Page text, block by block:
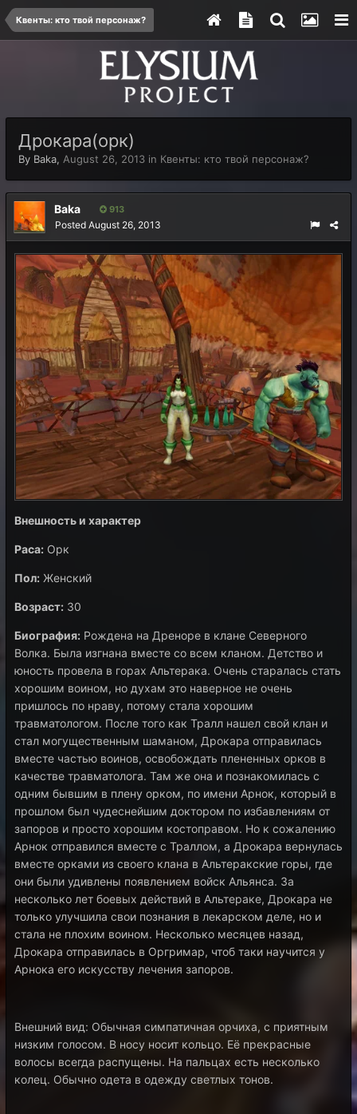
Квенты: кто твой персонаж?
Дрокара(орк)
By Baka, August 26, 2013 in Квенты: кто твой персонаж?
Baka 913
Posted August 26, 2013
Внешность и характер
Раса: Орк
Пол: Женский
Возраст: 30
Биография: Рождена на Дреноре в клане Северного
Волка. Была изгнана вместе со всем кланом. Детство и
юность провела в горах Альтерака. Очень старалась стать
хорошим воином, но духам это наверное не очень
пришлось по нраву, потому стала хорошим
травматологом. После того как Тралл нашел свой клан и
стал могущественным шаманом, Дрокара отправилась
вместе частью воинов, освобождать плененных орков в
качестве травматолога. Там же она и познакомилась с
одним бывшим в плену орком, по имени Арнок, который в
прошлом был чудеснейшим доктором по избавлениям от
запоров и просто хорошим костоправом. Но к сожалению
Арнок отправился вместе с Траллом, а Дрокара вернулась
вместе орками из своего клана в Альтеракские горы, где
они были удивлены появлением войск Альянса. За
несколько лет боевых действий в Альтераке, Дрокара не
только улучшила свои познания в лекарском деле, но и
стала не плохим воином. Несколько месяцев назад,
Дрокара отправилась в Оргримар, чтоб таки научится у
Арнока его искусству лечения запоров.
Внешний вид: Обычная симпатичная орчиха, с приятным
низким голосом. В носу носит кольцо. Её прекрасные
волосы всегда распущены. На пальцах есть несколько
колец. Обычно одета в одежду светлых тонов.